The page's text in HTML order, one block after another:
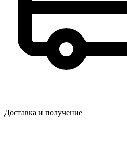
Доставка и получение